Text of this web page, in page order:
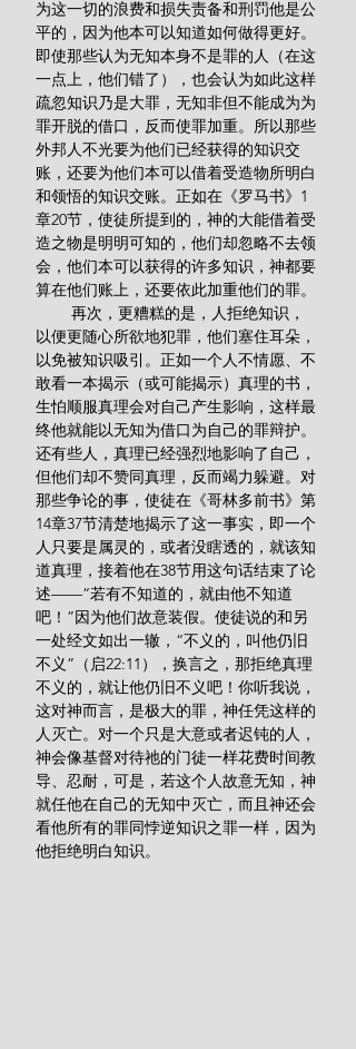
为这一切的浪费和损失责备和刑罚他是公
平的，因为他本可以知道如何做得更好。
即使那些认为无知本身不是罪的人（在这
一点上，他们错了），也会认为如此这样
疏忽知识乃是大罪，无知非但不能成为为
罪开脱的借口，反而使罪加重。所以那些
外邦人不光要为他们已经获得的知识交
账，还要为他们本可以借着受造物所明白
和领悟的知识交账。正如在《罗马书》1
章20节，使徒所提到的，神的大能借着受
造之物是明明可知的，他们却忽略不去领
会，他们本可以获得的许多知识，神都要
算在他们账上，还要依此加重他们的罪。
以便更随心所欲地犯罪，他们塞住耳朵，
以免被知识吸引。正如一个人不情愿、不
敢看一本揭示（或可能揭示）真理的书，
生怕顺服真理会对自己产生影响，这样最
终他就能以无知为借口为自己的罪辩护。
还有些人，真理已经强烈地影响了自己，
但他们却不赞同真理，反而竭力躲避。对
那些争论的事，使徒在《哥林多前书》第
14章37节清楚地揭示了这一事实，即一个
人只要是属灵的，或者没瞎透的，就该知
道真理，接着他在38节用这句话结束了论
述——“若有不知道的，就由他不知道
吧！”因为他们故意装假。使徒说的和另
一处经文如出一辙，“不义的，叫他仍旧
不义”（启22:11），换言之，那拒绝真理
不义的，就让他仍旧不义吧！你听我说，
这对神而言，是极大的罪，神任凭这样的
人灭亡。对一个只是大意或者迟钝的人，
神会像基督对待祂的门徒一样花费时间教
导、忍耐，可是，若这个人故意无知，神
就任他在自己的无知中灭亡，而且神还会
看他所有的罪同悖逆知识之罪一样，因为
他拒绝明白知识。